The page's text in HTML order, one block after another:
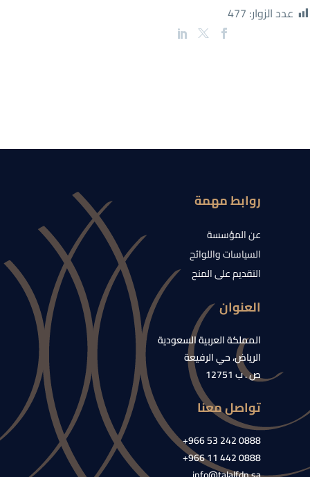
عدد الزوار: 477
روابط مهمة
عن المؤسسة
السياسات واللوائح
التقديم على المنح
العنوان
المملكة العربية السعودية
الرياض، حي الرفيعة
ص . ب 12751
تواصل معنا
0888 242 53 966+
0888 442 11 966+